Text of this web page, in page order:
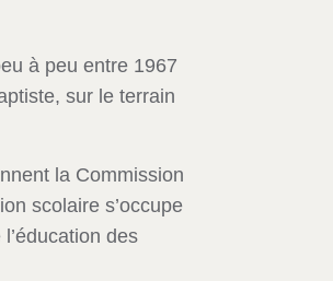
à peu entre 1967
sur le terrain
la Commission
scolaire s’occupe
des